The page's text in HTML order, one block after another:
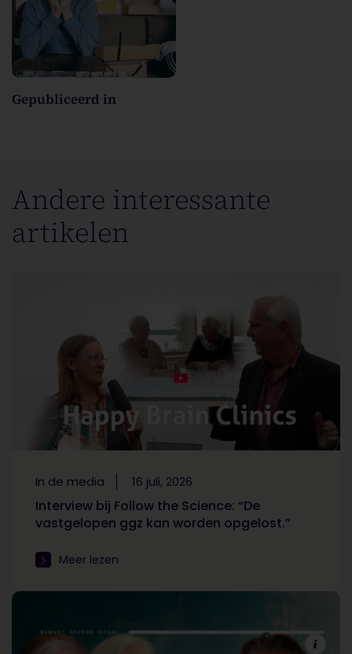
Gepubliceerd in
Andere interessante
artikelen
In de media 16 juli, 2026
Interview bij Follow the Science: “De
vastgelopen ggz kan worden opgelost.”
Meer lezen